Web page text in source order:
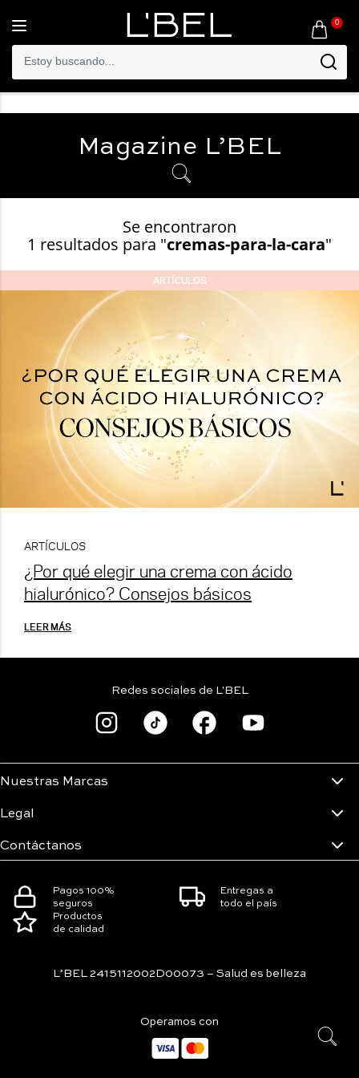
0
Magazine L’BEL
Se encontraron
1 resultados para "cremas-para-la-cara"
ARTÍCULOS
ARTÍCULOS
¿Por qué elegir una crema con ácido
hialurónico? Consejos básicos
LEER MÁS
Nuestras Marcas
Legal
Contáctanos
Redes sociales de L'BEL
Pagos 100%
seguros
Entregas a
todo el país
Productos
de calidad
L’BEL 2415112002D00073 – Salud es belleza
Operamos con